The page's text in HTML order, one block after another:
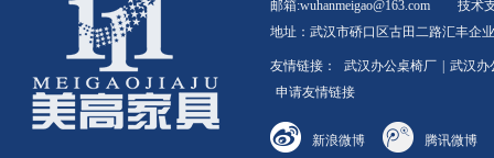
邮箱:wuhanmeigao@163.com
技术
地址：武汉市硚口区古田二路汇丰企
友情链接： 武汉办公桌椅厂
武汉办
申请友情链接
新浪微博 腾讯微博